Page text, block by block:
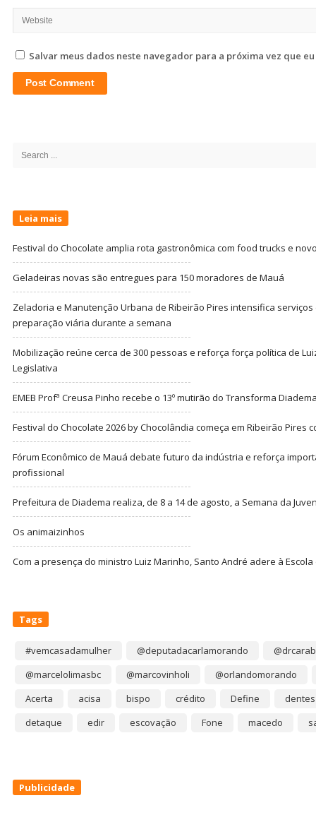
Salvar meus dados neste navegador para a próxima vez que
Search
Leia mais
Festival do Chocolate amplia rota gastronômica com food trucks e
Geladeiras novas são entregues para 150 moradores de Mauá
Zeladoria e Manutenção Urbana de Ribeirão Pires intensifica
preparação viária durante a semana
Mobilização reúne cerca de 300 pessoas e reforça força política de
Legislativa
EMEB Profª Creusa Pinho recebe o 13º mutirão do Transforma
Festival do Chocolate 2026 by Chocolândia começa em Ribeirão Pires
Fórum Econômico de Mauá debate futuro da indústria e reforça
profissional
Prefeitura de Diadema realiza, de 8 a 14 de agosto, a Semana da
Os animaizinhos
Com a presença do ministro Luiz Marinho, Santo André adere à
Tags
#vemcasadamulher @deputadacarlamorando
@marcelolimasbc
@marcovinholi
@orlandomorando
Acerta
acisa bispo crédito Define
dentes
detaque
edir escovação Fone macedo
Publicidade